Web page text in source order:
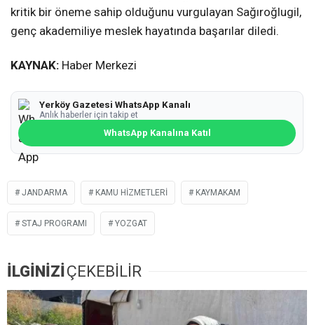
kritik bir öneme sahip olduğunu vurgulayan Sağıroğlugil,
genç akademiliye meslek hayatında başarılar diledi.
KAYNAK: Haber Merkezi
Yerköy Gazetesi WhatsApp Kanalı
Anlık haberler için takip et
WhatsApp Kanalına Katıl
JANDARMA KAMU HIZMETLERI KAYMAKAM
STAJ PROGRAMI YOZGAT
İLGİNİZİÇEKEBİLİR